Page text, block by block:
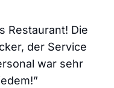
Restaurant! Die
der Service
war sehr